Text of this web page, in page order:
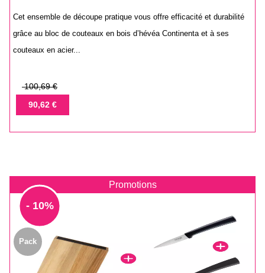
Cet ensemble de découpe pratique vous offre efficacité et durabilité
grâce au bloc de couteaux en bois d’hévéa Continenta et à ses
couteaux en acier...
Prix
base
100,69 €
Prix90,62 €
Promotions
- 10%
Pack